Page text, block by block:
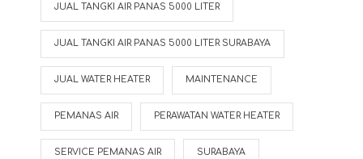
JUAL TANGKI AIR PANAS 5000 LITER
JUAL TANGKI AIR PANAS 5000 LITER SURABAYA
JUAL WATER HEATER MAINTENANCE
PEMANAS AIR PERAWATAN WATER HEATER
SERVICE PEMANAS AIR SURABAYA